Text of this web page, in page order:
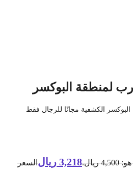
3,218 ريال السعر